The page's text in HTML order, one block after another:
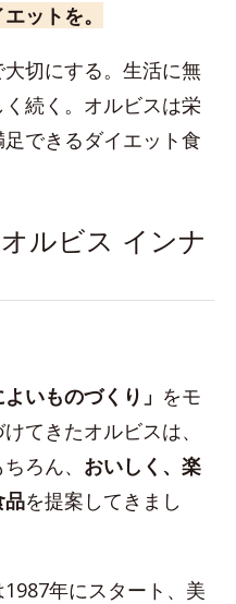
ットを。
切にする。生活に無
続く。オルビスは栄
できるダイエット食
ルビス インナ
いものづくり」 をモ
てきたオルビスは、
ろん、 おいしく、楽
品を提案してきまし
年にスタート、美